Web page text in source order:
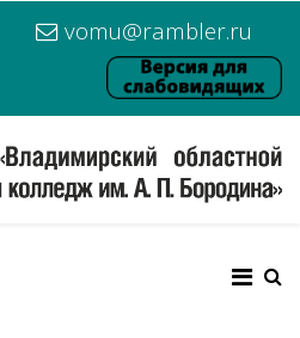
vomu@rambler.ru